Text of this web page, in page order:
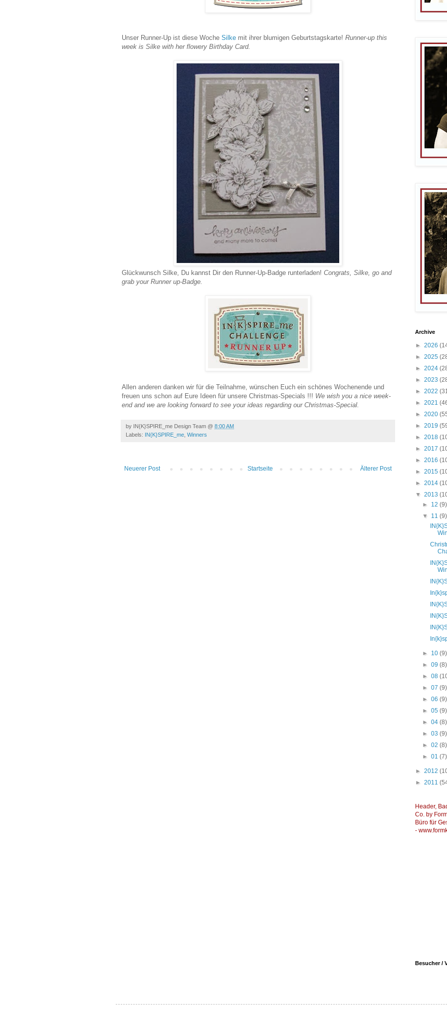
Unser Runner-Up ist diese Woche Silke mit ihrer blumigen Geburtstagskarte! Runner-up this
week is Silke with her flowery Birthday Card.
Glückwunsch Silke, Du kannst Dir den Runner-Up-Badge runterladen! Congrats, Silke, go and
grab your Runner up-Badge.
Allen anderen danken wir für die Teilnahme, wünschen Euch ein schönes Wochenende und
freuen uns schon auf Eure Ideen für unsere Christmas-Specials !!! We wish you a nice week-
end and we are looking forward to see your ideas regarding our Christmas-Special.
by IN{K}SPIRE_me Design Team @ 8:00 AM
Labels: IN{K}SPIRE_me Winners
Neuerer Post Älterer Post
Startseite
Archive
► 2026
► 2025
► 2024
► 2023
► 2022
► 2021
► 2020
► 2019
► 2018
► 2017
► 2016
► 2015
► 2014
▼ 2013
► 12(9)
▼ 11(9)
► 10(9)
►09(8)
►08
►07(9)
►06(9)
►05(9)
►04(8)
►03(9)
►02(8)
►01(7)
► 2012
► 2011
Header,
Co. by
Büro für
-
Besucher /